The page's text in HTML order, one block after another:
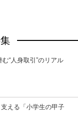
“人身取引”のリアル
える「小学生の甲子